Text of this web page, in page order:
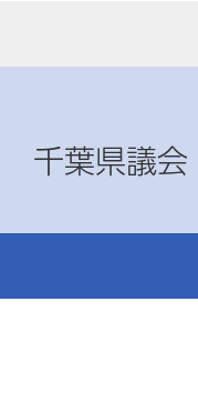
千葉県議会